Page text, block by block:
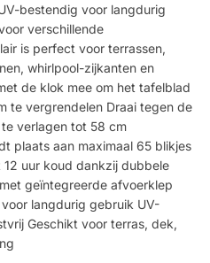
bestendig voor langdurig
verschillende
is perfect voor terrassen,
whirlpool-zijkanten en
de klok mee om het tafelblad
te vergrendelen Draai tegen de
verlagen tot 58 cm
plaats aan maximaal 65 blikjes
uur koud dankzij dubbele
geïntegreerde afvoerklep
langdurig gebruik UV-
Geschikt voor terras, dek,